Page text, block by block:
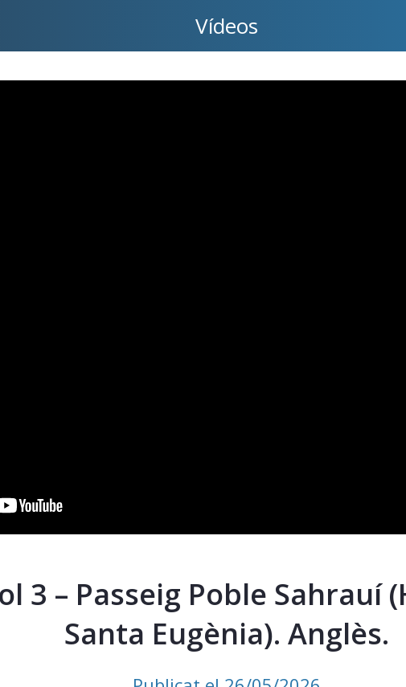
Vídeos
3 – Passeig Poble Sahrauí
Santa Eugènia). Anglès.